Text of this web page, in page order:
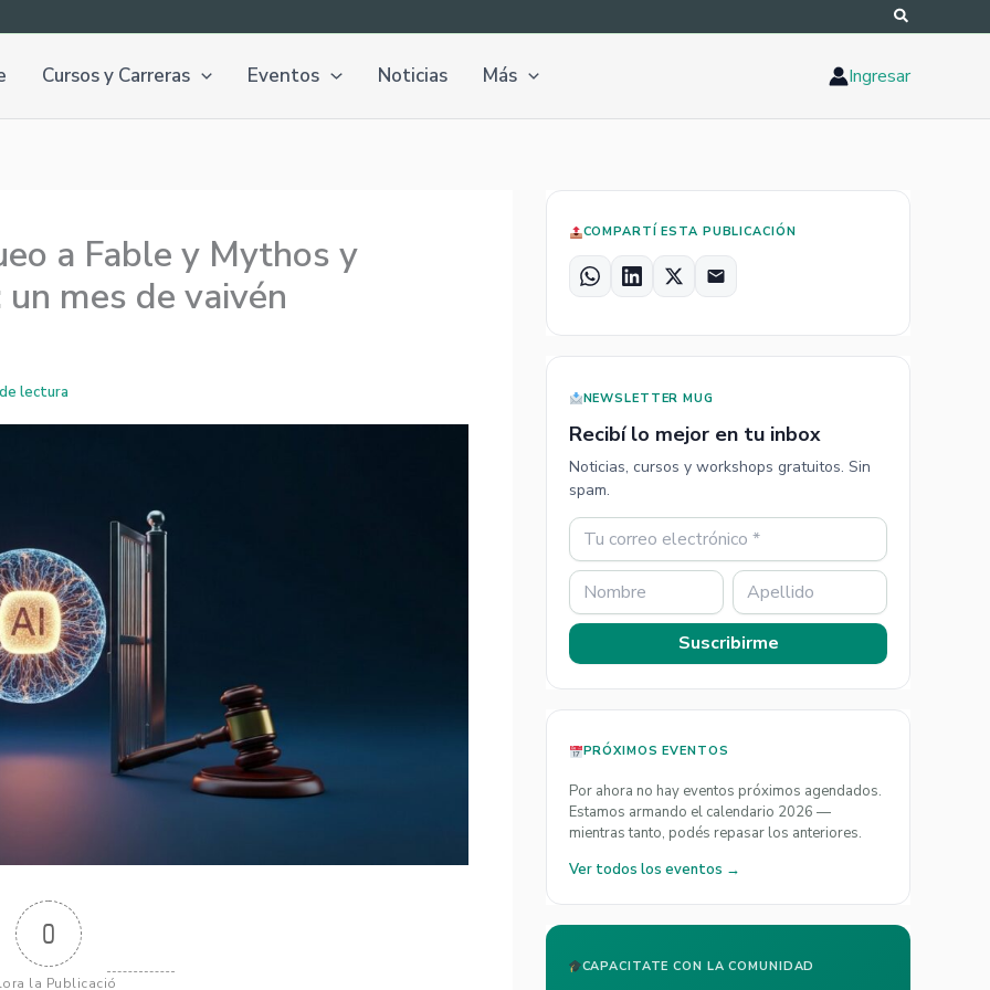
Cursos y Carreras Eventos Noticias Más Ingresar
a Fable y Mythos y
mes de vaivén
lectura
0
la Publicació
COMPARTÍ ESTA PUBLICACIÓN
W
a
s
p
p
L
n
e
d
I
n
X
E
a
NEWSLETTER MUG
Recibí lo mejor en tu inbox
Noticias, cursos y workshops gratuitos. Sin
spam.
Suscribirme
PRÓXIMOS EVENTOS
Por ahora no hay eventos próximos agendados.
Estamos armando el calendario 2026 —
mientras tanto, podés repasar los anteriores.
Ver todos los eventos →
CAPACITATE CON LA COMUNIDAD